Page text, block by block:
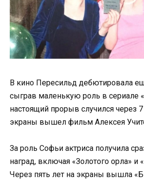
В кино Пересильд дебютировала
сыграв маленькую роль в сериале
настоящий прорыв случился через 7
экраны вышел фильм Алексея
За роль Софьи актриса получила
наград, включая «Золотого орла» и
Через пять лет на экраны вышла